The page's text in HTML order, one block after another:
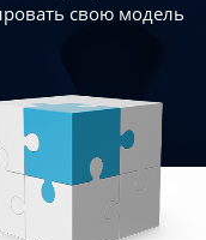
свою модель